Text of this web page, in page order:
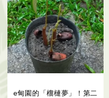
e甸園的「榴槤夢」！第二